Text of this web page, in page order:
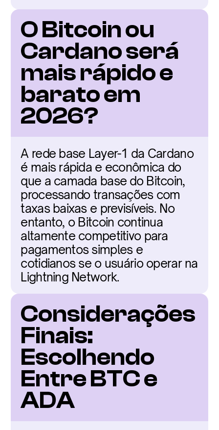
O Bitcoin ou
Cardano será
mais rápido e
barato em
2026?
A rede base Layer-1 da Cardano
é mais rápida e econômica do
que a camada base do Bitcoin,
processando transações com
taxas baixas e previsíveis. No
entanto, o Bitcoin continua
altamente competitivo para
pagamentos simples e
cotidianos se o usuário operar na
Lightning Network.
Considerações
Finais:
Escolhendo
Entre BTC e
ADA